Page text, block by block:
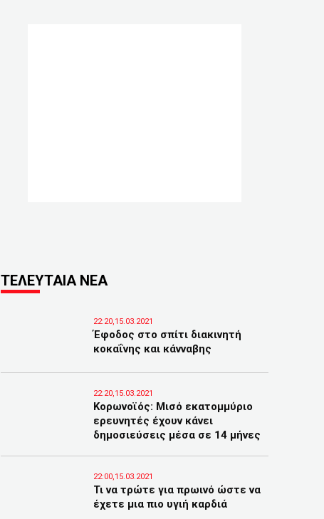
ΤΕΛΕΥΤΑΙΑ ΝΕΑ
22:20,15.03.2021
Έφοδος στο σπίτι διακινητή
κοκαΐνης και κάνναβης
22:20,15.03.2021
Κορωνοϊός: Μισό εκατομμύριο
ερευνητές έχουν κάνει
δημοσιεύσεις μέσα σε 14 μήνες
22:00,15.03.2021
Τι να τρώτε για πρωινό ώστε να
έχετε μια πιο υγιή καρδιά